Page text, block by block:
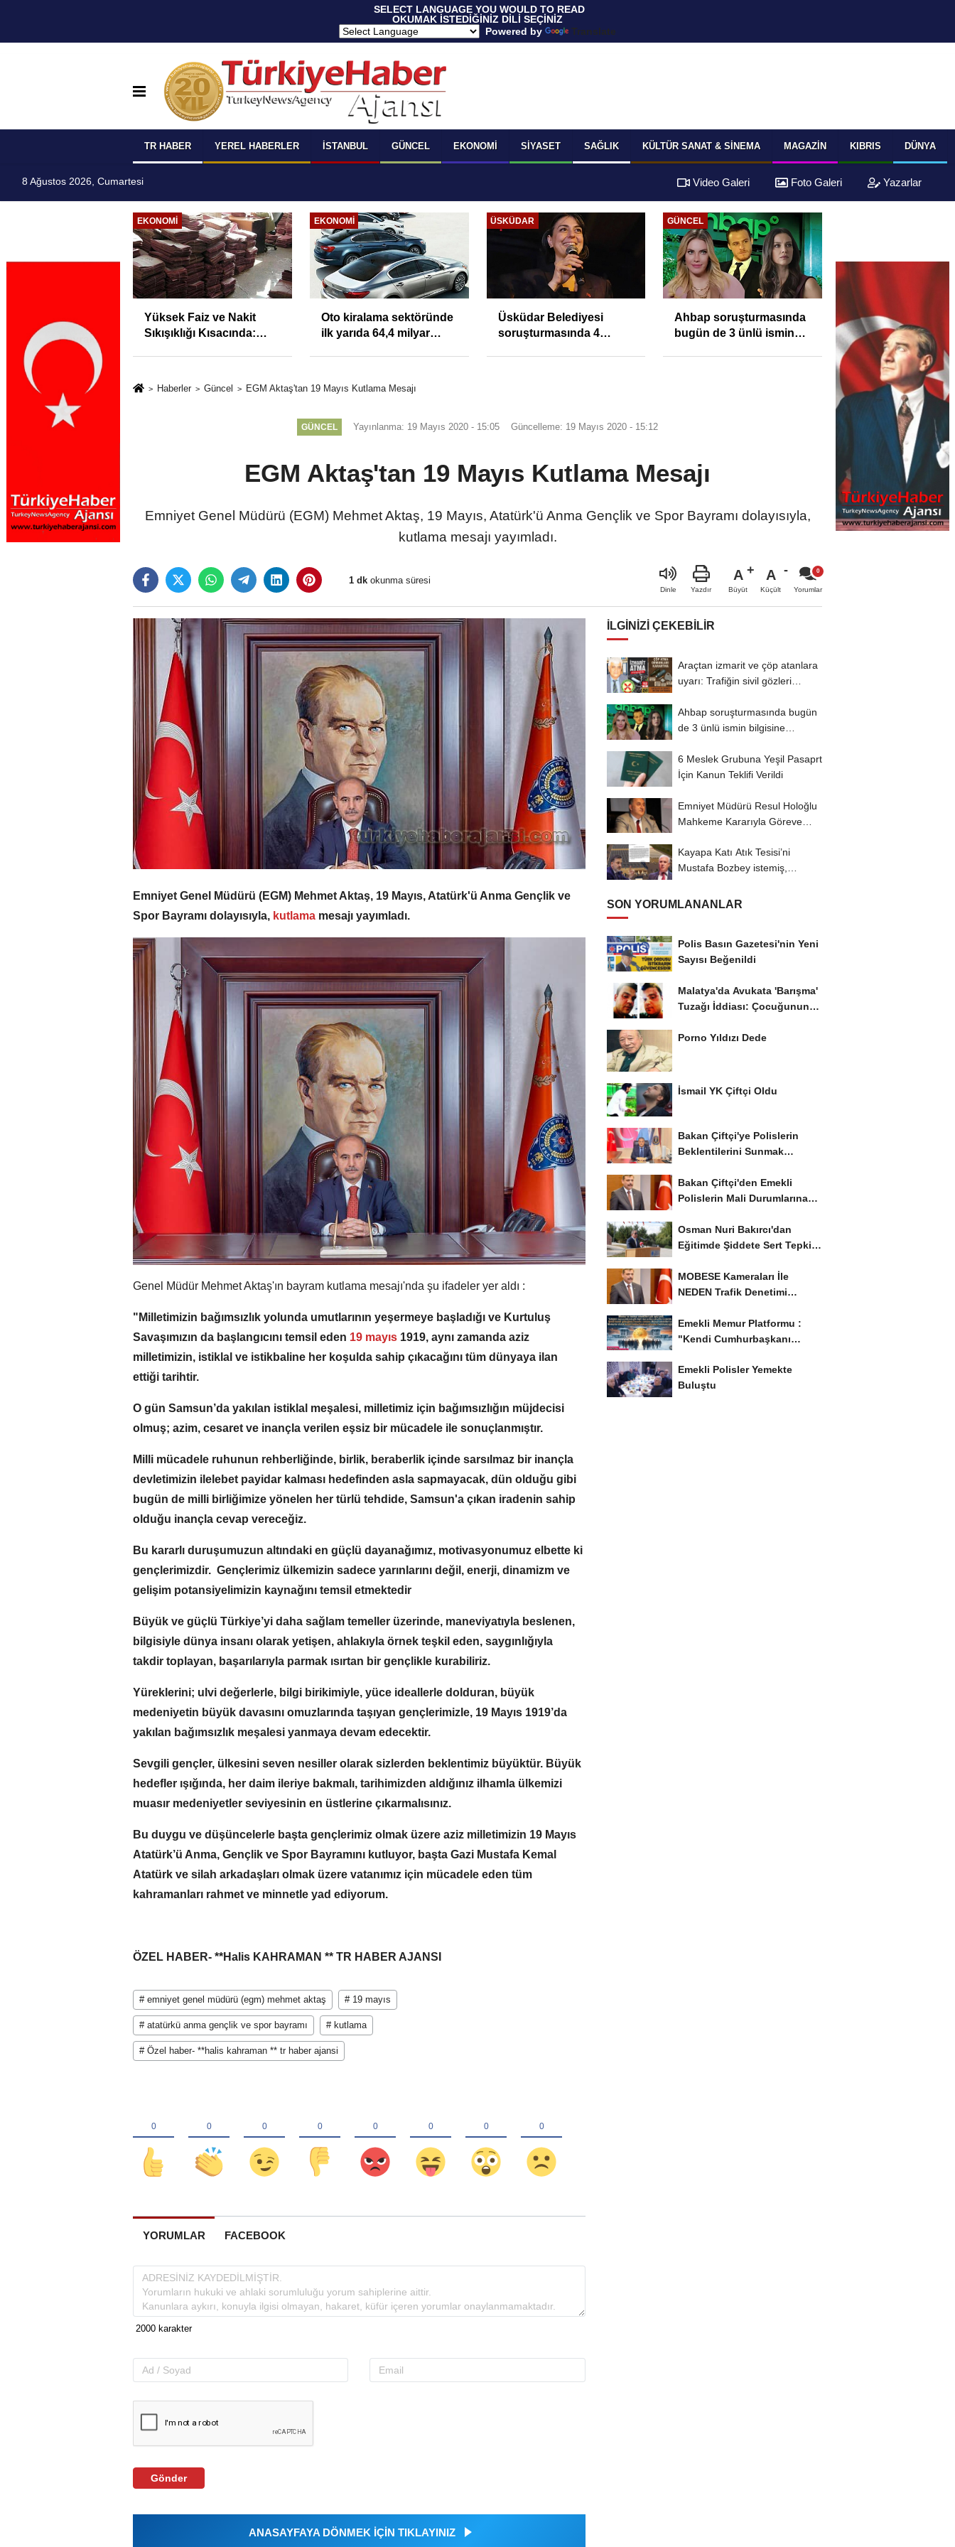
SELECT LANGUAGE YOU WOULD TO READ
OKUMAK İSTEDİĞİNİZ DİLİ SEÇİNİZ
Powered by
Translate
TR HABER YEREL HABERLER İSTANBUL GÜNCEL EKONOMI SIYASET SAĞLIK KÜLTÜR SANAT & SINEMA MAGAZIN KIBRIS DÜNYA
8 Ağustos 2026, Cumartesi Video Galeri Foto Galeri Yazarlar
%31,75;
%50,49 olarak
EKONOMI
Yüksek Faiz ve Nakit
Sıkışıklığı Kısacında:
EKONOMI
Oto kiralama sektöründe
ilk yarıda 64,4 milyar
ÜSKÜDAR
Üsküdar Belediyesi
soruşturmasında 4
GÜNCEL
Ahbap soruşturmasında
bugün de 3 ünlü ismin
Haberler Güncel EGM Aktaş'tan 19 Mayıs Kutlama Mesajı
GÜNCEL Yayınlanma: 19 Mayıs 2020 - 15:05 Güncelleme: 19 Mayıs 2020 - 15:12
EGM Aktaş'tan 19 Mayıs Kutlama Mesajı
Emniyet Genel Müdürü (EGM) Mehmet Aktaş, 19 Mayıs, Atatürk'ü Anma Gençlik ve Spor Bayramı dolayısıyla,
kutlama mesajı yayımladı.
1 dk okunma süresi
Dinle Yazdır
A
Büyüt
A
Küçült Yorumlar
Emniyet Genel Müdürü (EGM) Mehmet Aktaş, 19 Mayıs, Atatürk'ü Anma Gençlik ve
Spor Bayramı dolayısıyla, kutlama mesajı yayımladı.
Genel Müdür Mehmet Aktaş'ın bayram kutlama mesajı'nda şu ifadeler yer aldı :
"Milletimizin bağımsızlık yolunda umutlarının yeşermeye başladığı ve Kurtuluş
Savaşımızın da başlangıcını temsil eden 19 mayıs 1919, aynı zamanda aziz
milletimizin, istiklal ve istikbaline her koşulda sahip çıkacağını tüm dünyaya ilan
ettiği tarihtir.
O gün Samsun’da yakılan istiklal meşalesi, milletimiz için bağımsızlığın müjdecisi
olmuş; azim, cesaret ve inançla verilen eşsiz bir mücadele ile sonuçlanmıştır.
Milli mücadele ruhunun rehberliğinde, birlik, beraberlik içinde sarsılmaz bir inançla
devletimizin ilelebet payidar kalması hedefinden asla sapmayacak, dün olduğu gibi
bugün de milli birliğimize yönelen her türlü tehdide, Samsun'a çıkan iradenin sahip
olduğu inançla cevap vereceğiz.
Bu kararlı duruşumuzun altındaki en güçlü dayanağımız, motivasyonumuz elbette ki
gençlerimizdir. Gençlerimiz ülkemizin sadece yarınlarını değil, enerji, dinamizm ve
gelişim potansiyelimizin kaynağını temsil etmektedir
Büyük ve güçlü Türkiye’yi daha sağlam temeller üzerinde, maneviyatıyla beslenen,
bilgisiyle dünya insanı olarak yetişen, ahlakıyla örnek teşkil eden, saygınlığıyla
takdir toplayan, başarılarıyla parmak ısırtan bir gençlikle kurabiliriz.
Yüreklerini; ulvi değerlerle, bilgi birikimiyle, yüce ideallerle dolduran, büyük
medeniyetin büyük davasını omuzlarında taşıyan gençlerimizle, 19 Mayıs 1919’da
yakılan bağımsızlık meşalesi yanmaya devam edecektir.
Sevgili gençler, ülkesini seven nesiller olarak sizlerden beklentimiz büyüktür. Büyük
hedefler ışığında, her daim ileriye bakmalı, tarihimizden aldığınız ilhamla ülkemizi
muasır medeniyetler seviyesinin en üstlerine çıkarmalısınız.
Bu duygu ve düşüncelerle başta gençlerimiz olmak üzere aziz milletimizin 19 Mayıs
Atatürk’ü Anma, Gençlik ve Spor Bayramını kutluyor, başta Gazi Mustafa Kemal
Atatürk ve silah arkadaşları olmak üzere vatanımız için mücadele eden tüm
kahramanları rahmet ve minnetle yad ediyorum.
ÖZEL HABER- **Halis KAHRAMAN ** TR HABER AJANSI
# emniyet genel müdürü (egm) mehmet aktaş # 19 mayıs
# atatürkü anma gençlik ve spor bayramı # kutlama
# Özel haber- **halis kahraman ** tr haber ajansi
YORUMLAR FACEBOOK
Gönder
ANASAYFAYA DÖNMEK İÇİN TIKLAYINIZ
İLGINIZI ÇEKEBILIR
Araçtan izmarit ve çöp atanlara
uyarı: Trafiğin sivil gözleri
Ahbap soruşturmasında bugün
de 3 ünlü ismin bilgisine
6 Meslek Grubuna Yeşil Pasaprt
İçin Kanun Teklifi Verildi
Emniyet Müdürü Resul Holoğlu
Mahkeme Kararıyla Göreve
Kayapa Katı Atık Tesisi’ni
Mustafa Bozbey istemiş,
SON YORUMLANANLAR
Polis Basın Gazetesi'nin Yeni
Sayısı Beğenildi
Malatya'da Avukata 'Barışma'
Tuzağı İddiası: Çocuğunun
Porno Yıldızı Dede
İsmail YK Çiftçi Oldu
Bakan Çiftçi'ye Polislerin
Beklentilerini Sunmak
Bakan Çiftçi'den Emekli
Polislerin Mali Durumlarına
Osman Nuri Bakırcı'dan
Eğitimde Şiddete Sert Tepki:
MOBESE Kameraları İle
NEDEN Trafik Denetimi
Emekli Memur Platformu :
"Kendi Cumhurbaşkanı
Emekli Polisler Yemekte
Buluştu